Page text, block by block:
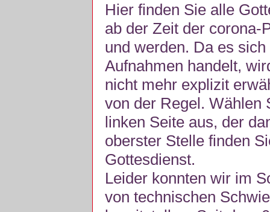
Hier finden Sie alle
ab der Zeit der corona-
und werden. Da es
Aufnahmen handelt,
nicht mehr explizit
von der Regel. Wählen
linken Seite aus, der
oberster Stelle finden
Gottesdienst.
Leider konnten wir im
von technischen